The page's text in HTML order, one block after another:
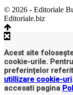
© 2026 - Editoriale
Editoriale.biz
Acest site
cookie-urile.
preferințelor
utillizare cookie-uri
accesati pagina